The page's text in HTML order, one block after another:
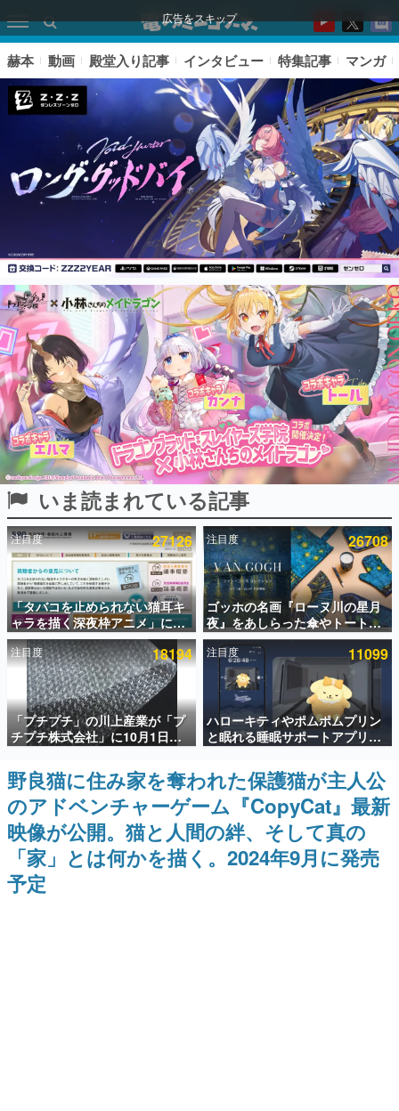
広告をスキップ
ピックアップ
電ファミのいま読まれている記事ランキング
アプリセール情報
インタビュー
連載・特集一覧
殿堂入り記事
SNS拡散数が数千以上！ ページビュー数万以上！ などな
ど。多くの人々に読まれた、電ファミ渾身の“殿堂入り”記
事をまとめました。
ゲームの企画書
名作ゲームクリエイターの方々に製作時のエピソードをお
聞きし、ヒットする企画（ゲーム）とは何か？を探ってい
きます。
赫本
この物語を解いてはいけない。『赫本』は、〈試験問題〉
の形をした短編ホラー小説集です。
新世代に訊く
これからのデジタルゲーム市場を担う若きクリエイター達
の姿を追い、彼らのルーツと情熱を探っていきます。
ゲーム世代の作家たち
ゲームに多大な影響を受けた作家さんに取材し、ゲームが
日本のコンテンツ産業やカルチャーに与えた影響を探る企
画です。
日本モバイルゲーム産業史
日本のモバイルゲーム史における主要なトピック・タイト
赫本 動画 殿堂入り記事 インタビュー 特集記事 マンガ
いま読まれている記事
注目度 27126
「タバコを止められない猫耳キ
ャラを描く深夜枠アニメ」に視
聴者の一部から批判意見。違法
薬物の使用と思わしき描写も含
めて、BPOが議論を交わす
注目度 26708
ゴッホの名画『ローヌ川の星月
夜』をあしらった傘やトートバ
ッグなどが登場。8月7日21時よ
り2日間限定で予約販売
注目度 18194
「プチプチ」の川上産業が「プ
チプチ株式会社」に10月1日よ
り社名変更へ。創業58年で初め
ての変更で、“プチッ”と鳴るお
なじみの緩衝材が会社の名前に
注目度 11099
ハローキティやポムポムプリン
と眠れる睡眠サポートアプリ
『ゆめたび』が配信中。キャラ
ごとのASMRや目覚ましアラー
ムも搭載
野良猫に住み家を奪われた保護猫が主人公
のアドベンチャーゲーム『CopyCat』最新
映像が公開。猫と人間の絆、そして真の
「家」とは何かを描く。2024年9月に発売
予定